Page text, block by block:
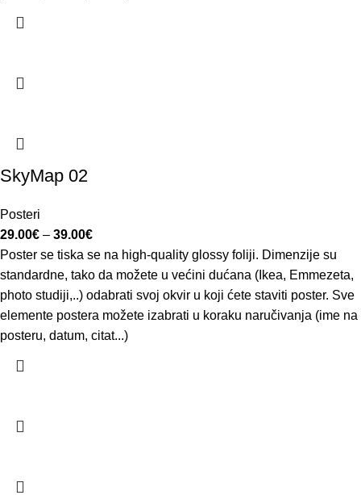
SkyMap 02
Posteri
29.00€ – 39.00€
Poster se tiska se na high-quality glossy foliji. Dimenzije su
standardne, tako da možete u većini dućana (Ikea, Emmezeta,
photo studiji,..) odabrati svoj okvir u koji ćete staviti poster. Sve
elemente postera možete izabrati u koraku naručivanja (ime na
posteru, datum, citat...)